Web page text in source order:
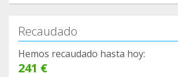
Recaudado
Hemos recaudado hasta hoy:
241 €